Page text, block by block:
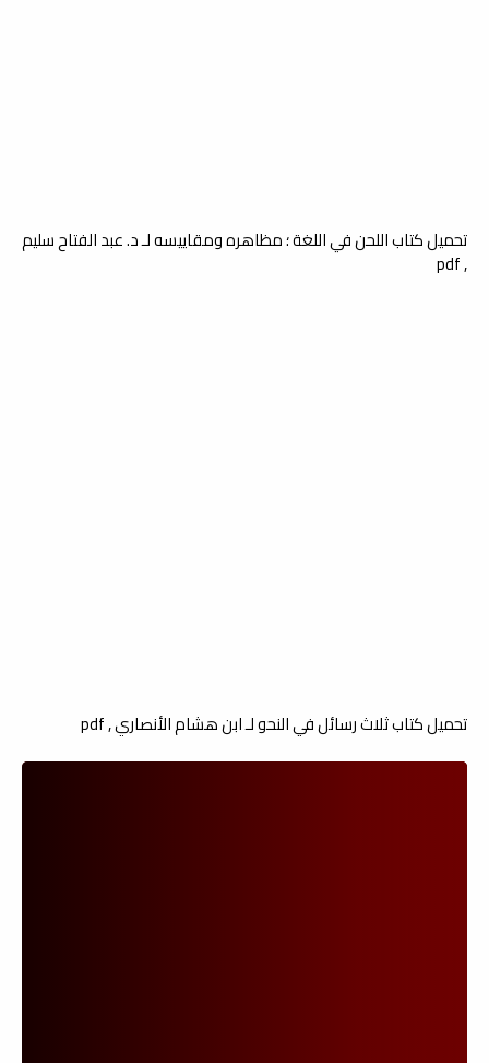
تحميل كتاب اللحن في اللغة ؛ مظاهره ومقاييسه لـ د. عبد الفتاح سليم
, pdf
تحميل كتاب ثلاث رسائل في النحو لـ ابن هشام الأنصاري , pdf